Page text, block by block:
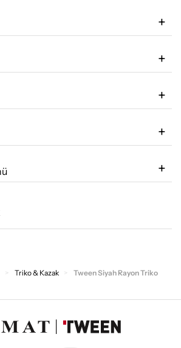
Triko & Kazak
Tween Siyah Rayon Triko